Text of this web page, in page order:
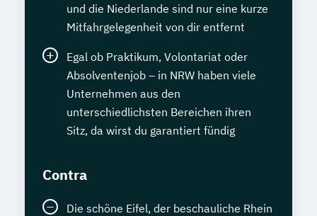
und die Niederlande sind nur eine kurze
Mitfahrgelegenheit von dir entfernt
Egal ob Praktikum, Volontariat oder
Absolventenjob – in NRW haben viele
Unternehmen aus den
unterschiedlichsten Bereichen ihren
Sitz, da wirst du garantiert fündig
Contra
Die schöne Eifel, der beschauliche Rhein